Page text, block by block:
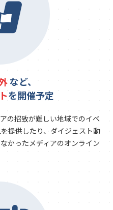
など、
を開催予定
の招致が難しい地域でのイベ
提供したり、ダイジェスト動
かったメディアのオンライン